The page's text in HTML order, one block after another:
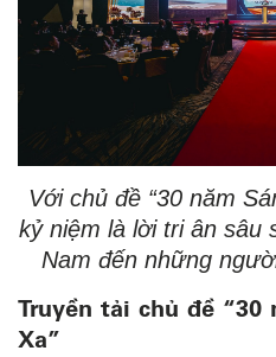
Với chủ đề “30 năm
kỷ niệm là lời tri ân sâu
Nam đến những
Truyền tải chủ đề “30
Xa”